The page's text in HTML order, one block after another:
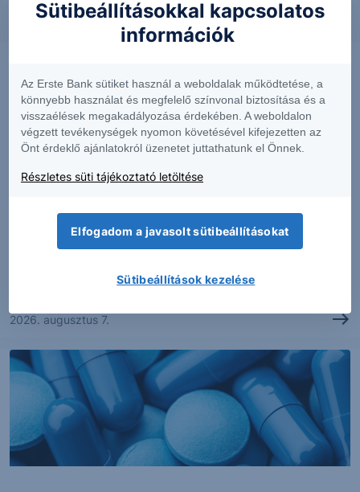
2026. augusztus 7.
Sütibeállításokkal kapcsolatos
információk
Az Erste Bank sütiket használ a weboldalak működtetése, a
könnyebb használat és megfelelő színvonal biztosítása és a
visszaélések megakadályozása érdekében. A weboldalon
végzett tevékenységek nyomon követésével kifejezetten az
Önt érdeklő ajánlatokról üzenetet juttathatunk el Önnek.
Részletes süti tájékoztató letöltése
Elfogadom a javasolt sütibeállításokat
Sütibeállítások kezelése